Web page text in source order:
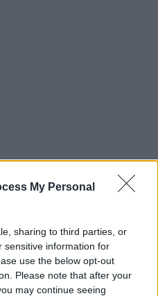
My Personal
sharing to third parties, or
sensitive information for
use the below opt-out
Please note that after your
may continue seeing
2026 19:06
μπορεί να
χωρίς παρενέργειες